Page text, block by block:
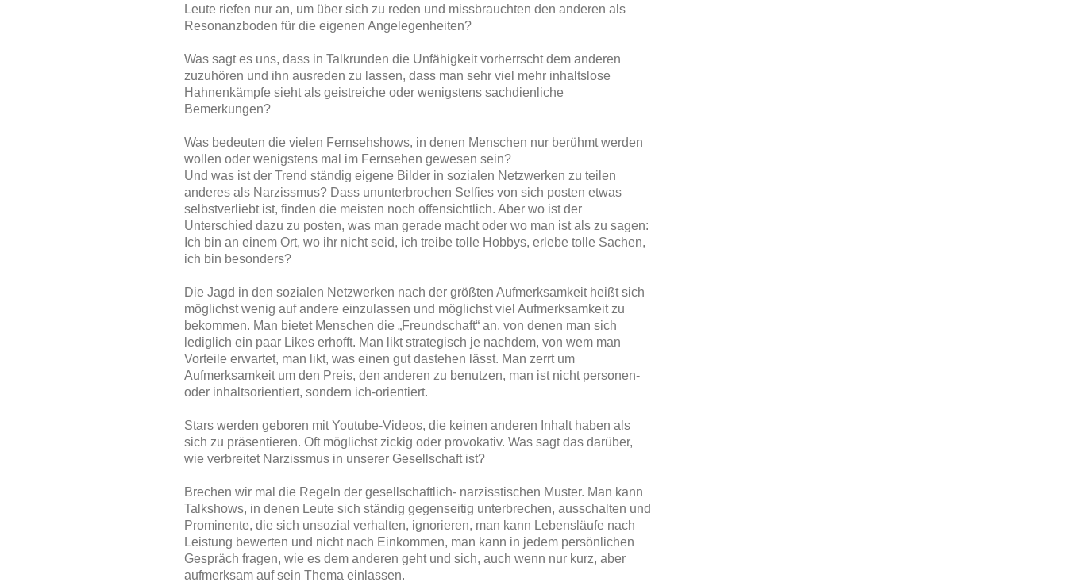
Leute riefen nur an, um über sich zu reden und missbrauchten den anderen als
Resonanzboden für die eigenen Angelegenheiten?
Was sagt es uns, dass in Talkrunden die Unfähigkeit vorherrscht dem anderen
zuzuhören und ihn ausreden zu lassen, dass man sehr viel mehr inhaltslose
Hahnenkämpfe sieht als geistreiche oder wenigstens sachdienliche
Bemerkungen?
Was bedeuten die vielen Fernsehshows, in denen Menschen nur berühmt werden
wollen oder wenigstens mal im Fernsehen gewesen sein?
Und was ist der Trend ständig eigene Bilder in sozialen Netzwerken zu teilen
anderes als Narzissmus? Dass ununterbrochen Selfies von sich posten etwas
selbstverliebt ist, finden die meisten noch offensichtlich. Aber wo ist der
Unterschied dazu zu posten, was man gerade macht oder wo man ist als zu sagen:
Ich bin an einem Ort, wo ihr nicht seid, ich treibe tolle Hobbys, erlebe tolle Sachen,
ich bin besonders?
Die Jagd in den sozialen Netzwerken nach der größten Aufmerksamkeit heißt sich
möglichst wenig auf andere einzulassen und möglichst viel Aufmerksamkeit zu
bekommen. Man bietet Menschen die „Freundschaft“ an, von denen man sich
lediglich ein paar Likes erhofft. Man likt strategisch je nachdem, von wem man
Vorteile erwartet, man likt, was einen gut dastehen lässt. Man zerrt um
Aufmerksamkeit um den Preis, den anderen zu benutzen, man ist nicht personen-
oder inhaltsorientiert, sondern ich-orientiert.
Stars werden geboren mit Youtube-Videos, die keinen anderen Inhalt haben als
sich zu präsentieren. Oft möglichst zickig oder provokativ. Was sagt das darüber,
wie verbreitet Narzissmus in unserer Gesellschaft ist?
Brechen wir mal die Regeln der gesellschaftlich- narzisstischen Muster. Man kann
Talkshows, in denen Leute sich ständig gegenseitig unterbrechen, ausschalten und
Prominente, die sich unsozial verhalten, ignorieren, man kann Lebensläufe nach
Leistung bewerten und nicht nach Einkommen, man kann in jedem persönlichen
Gespräch fragen, wie es dem anderen geht und sich, auch wenn nur kurz, aber
aufmerksam auf sein Thema einlassen.